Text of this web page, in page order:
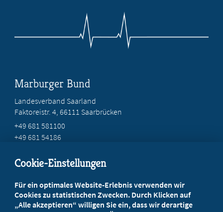
Marburger Bund
Landesverband Saarland
Faktoreistr. 4, 66111 Saarbrücken
+49 681 581100
+49 681 54186
Ihr Landesverband berät Sie!
Cookie-Einstellungen
Für ein optimales Website-Erlebnis verwenden wir
Cookies zu statistischen Zwecken. Durch Klicken auf
„Alle akzeptieren“ willigen Sie ein, dass wir derartige